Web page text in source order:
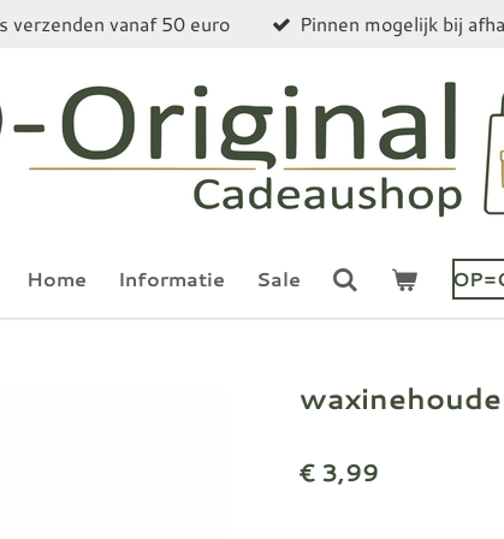
verzenden vanaf 50 euro Pinnen mogelijk bij
Home Informatie Sale
€ 3,99